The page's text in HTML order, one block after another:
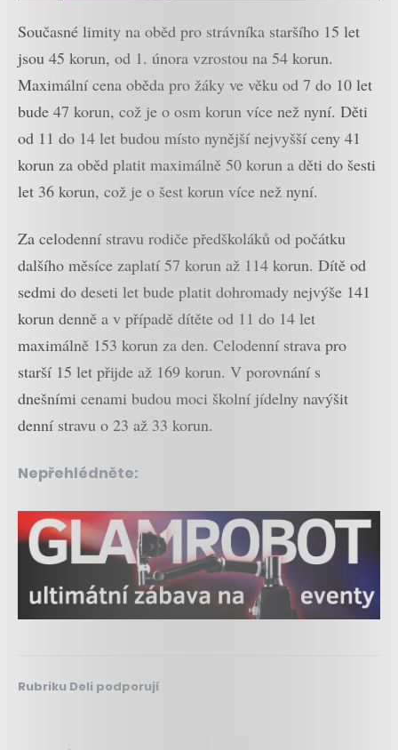
Současné limity na oběd pro strávníka staršího 15 let
jsou 45 korun, od 1. února vzrostou na 54 korun.
Maximální cena oběda pro žáky ve věku od 7 do 10 let
bude 47 korun, což je o osm korun více než nyní. Děti
od 11 do 14 let budou místo nynější nejvyšší ceny 41
korun za oběd platit maximálně 50 korun a děti do šesti
let 36 korun, což je o šest korun více než nyní.
Za celodenní stravu rodiče předškoláků od počátku
dalšího měsíce zaplatí 57 korun až 114 korun. Dítě od
sedmi do deseti let bude platit dohromady nejvýše 141
korun denně a v případě dítěte od 11 do 14 let
maximálně 153 korun za den. Celodenní strava pro
starší 15 let přijde až 169 korun. V porovnání s
dnešními cenami budou moci školní jídelny navýšit
denní stravu o 23 až 33 korun.
Nepřehlédněte:
Rubriku Deli podporují